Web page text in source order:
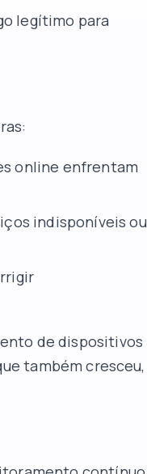
legítimo para
online enfrentam
indisponíveis ou
de dispositivos
também cresceu,